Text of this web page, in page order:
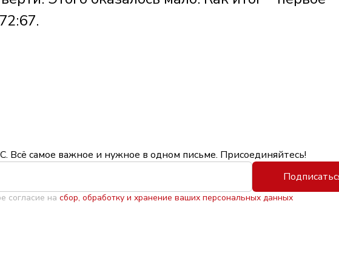
Всё самое важное и нужное в одном письме. Присоединяйтесь!
согласие на сбор, обработку и хранение ваших персональных данных